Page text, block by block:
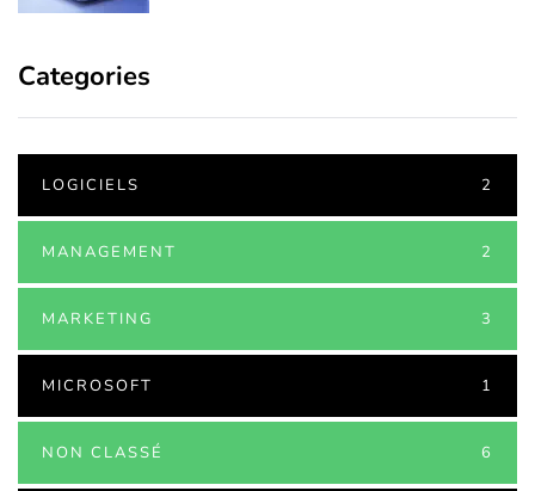
Categories
LOGICIELS 2
MANAGEMENT 2
MARKETING 3
MICROSOFT 1
NON CLASSÉ 6